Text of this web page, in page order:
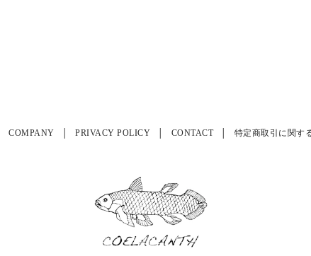
COMPANY PRIVACY POLICY CONTACT 特定商取引に関す